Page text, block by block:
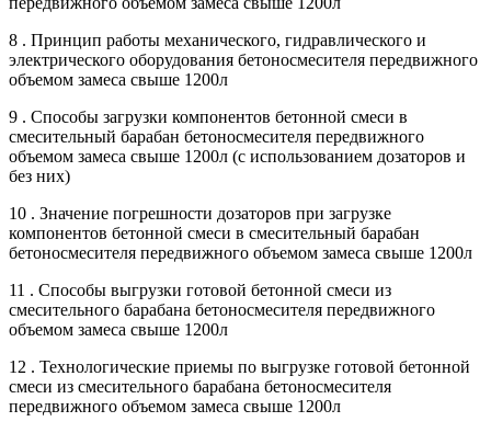
8 . Принцип работы механического, гидравлического и
электрического оборудования бетоносмесителя передвижного
объемом замеса свыше 1200л
9 . Способы загрузки компонентов бетонной смеси в
смесительный барабан бетоносмесителя передвижного
объемом замеса свыше 1200л (с использованием дозаторов и
без них)
10 . Значение погрешности дозаторов при загрузке
компонентов бетонной смеси в смесительный барабан
бетоносмесителя передвижного объемом замеса свыше 1200л
11 . Способы выгрузки готовой бетонной смеси из
смесительного барабана бетоносмесителя передвижного
объемом замеса свыше 1200л
12 . Технологические приемы по выгрузке готовой бетонной
смеси из смесительного барабана бетоносмесителя
передвижного объемом замеса свыше 1200л